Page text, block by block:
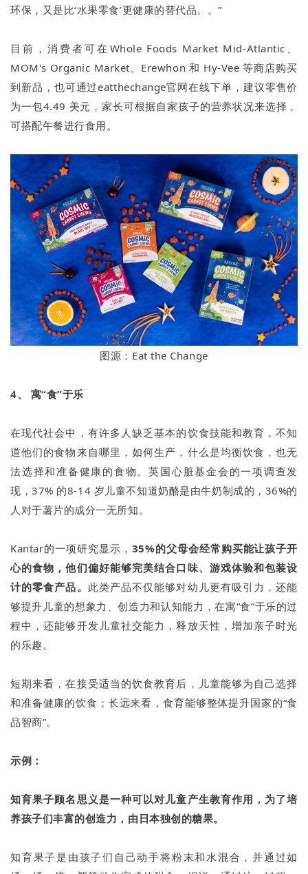
环保，又是比‘水果零食’更健康的替代品。。”
目前，消费者可在Whole Foods Market Mid-Atlantic、
MOM's Organic Market、Erewhon 和 Hy-Vee 等商店购买
到新品，也可通过eatthechange官网在线下单，建议零售价
为一包4.49 美元，家长可根据自家孩子的营养状况来选择，
可搭配午餐进行食用。
图源：Eat the Change
4、 寓“食”于乐
在现代社会中，有许多人缺乏基本的饮食技能和教育，不知
道他们的食物来自哪里，如何生产，什么是均衡饮食，也无
法选择和准备健康的食物。英国心脏基金会的一项调查发
现，37% 的8-14 岁儿童不知道奶酪是由牛奶制成的，36%的
人对于薯片的成分一无所知。
Kantar的一项研究显示， 35%的父母会经常购买能让孩子开
心的食物，他们偏好能够完美结合口味、游戏体验和包装设
计的零食产品。 此类产品不仅能够对幼儿更有吸引力，还能
够提升儿童的想象力、创造力和认知能力，在寓“食”于乐的过
程中，还能够开发儿童社交能力，释放天性，增加亲子时光
的乐趣。
短期来看，在接受适当的饮食教育后，儿童能够为自己选择
和准备健康的饮食；长远来看，食育能够整体提升国家的“食
品智商”。
示例：
知育果子顾名思义是一种可以对儿童产生教育作用，为了培
养孩子们丰富的创造力，由日本独创的糖果。
知育果子是由孩子们自己动手将粉末和水混合，并通过如